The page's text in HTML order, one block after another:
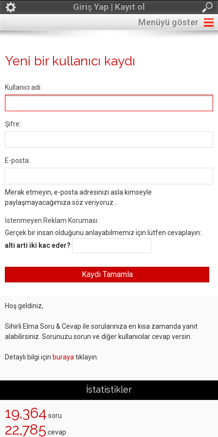
Giriş Yap | Kayıt ol
Menüyü göster
Yeni bir kullanıcı kaydı
Kullanıcı adı:
Şifre:
E-posta:
Merak etmeyin, e-posta adresinizi asla kimseyle
paylaşmayacağımıza söz veriyoruz...
İstenmeyen Reklam Koruması:
Gerçek bir insan olduğunu anlayabilmemiz için lütfen cevaplayın:.
alti arti iki kac eder?
Hoş geldiniz,
Sihirli Elma Soru & Cevap ile sorularınıza en kısa zamanda yanıt
alabilirsiniz. Sorunuzu sorun ve diğer kullanıcılar cevap versin.
Detaylı bilgi için buraya tıklayın.
İstatistikler
19,364 soru
22,785 cevap